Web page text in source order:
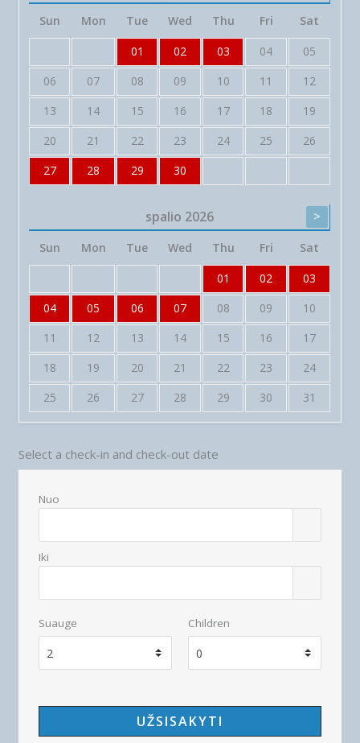
Sun Mon Tue Wed Thu Fri
Sat
01
02 03 04
05
06
07 08 09 10 11
12
13
14 15 16 17 18
19
20
21 22 23 24 25
26
27
28 29 30
spalio 2026 >
Sun Mon Tue Wed Thu Fri
Sat
01
02
03
04
05 06 07 08 09
10
11
12 13 14 15 16
17
18
19 20 21 22 23
24
25
26 27 28 29 30 31
Select a check-in and check-out date
Nuo
Iki
Suauge Children